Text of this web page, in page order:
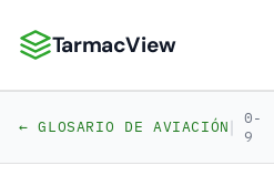
TarmacView: Análisis de
TarmacView
← GLOSARIO DE AVIACIÓN| 0-
9